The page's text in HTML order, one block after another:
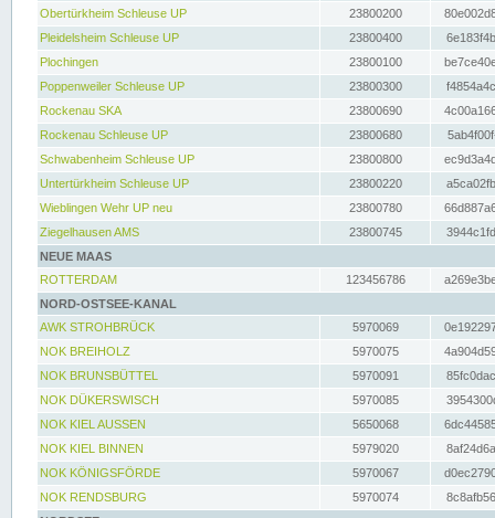
Obertürkheim Schleuse UP
23800200
Pleidelsheim Schleuse UP
23800400
Plochingen
23800100
Poppenweiler Schleuse UP
23800300
Rockenau SKA
23800690
Rockenau Schleuse UP
23800680
Schwabenheim Schleuse UP
23800800
Untertürkheim Schleuse UP
23800220
Wieblingen Wehr UP neu
23800780
Ziegelhausen AMS
23800745
NEUE MAAS
ROTTERDAM
123456786
NORD-OSTSEE-KANAL
AWK STROHBRÜCK
5970069
NOK BREIHOLZ
5970075
NOK BRUNSBÜTTEL
5970091
NOK DÜKERSWISCH
5970085
NOK KIEL AUSSEN
5650068
NOK KIEL BINNEN
5979020
NOK KÖNIGSFÖRDE
5970067
NOK RENDSBURG
5970074